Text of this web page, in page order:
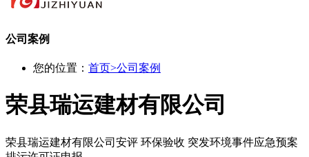
公司案例
您的位置： 首页>公司案例
荣县瑞运建材有限公司
荣县瑞运建材有限公司安评 环保验收 突发环境事件应急预案